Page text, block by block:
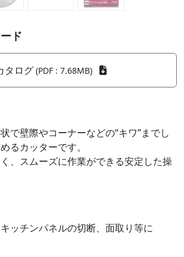
ド
タログ (PDF : 7.68MB)
で壁際やコーナーなどの“キワ”までし
るカッターです。
、スムーズに作業ができる安定した操
ッチンパネルの切断、面取り等に